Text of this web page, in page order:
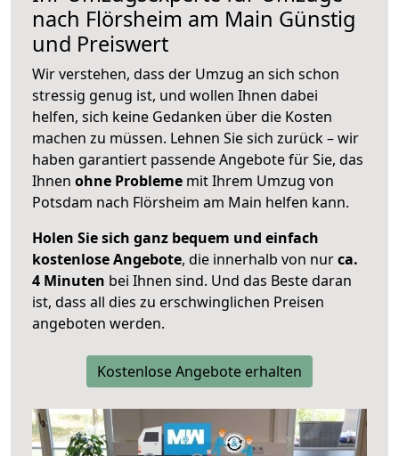
nach Flörsheim am Main Günstig
und Preiswert
Wir verstehen, dass der Umzug an sich schon
stressig genug ist, und wollen Ihnen dabei
helfen, sich keine Gedanken über die Kosten
machen zu müssen. Lehnen Sie sich zurück – wir
haben garantiert passende Angebote für Sie, das
Ihnen ohne Probleme mit Ihrem Umzug von
Potsdam nach Flörsheim am Main helfen kann.
Holen Sie sich ganz bequem und einfach
kostenlose Angebote, die innerhalb von nurca.
4 Minuten bei Ihnen sind. Und das Beste daran
ist, dass all dies zu erschwinglichen Preisen
angeboten werden.
Kostenlose Angebote erhalten